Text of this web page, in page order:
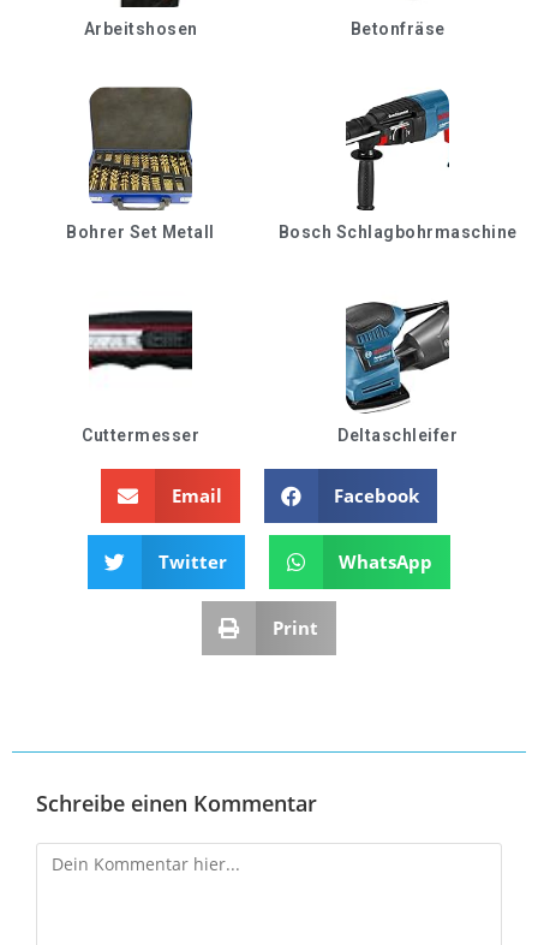
Arbeitshosen Betonfräse
Bohrer Set Metall Bosch Schlagbohrmaschine
Cuttermesser Deltaschleifer
Email Facebook
Twitter WhatsApp
Print
Schreibe einen Kommentar